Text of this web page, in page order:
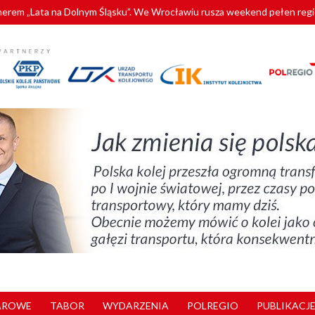
„Lata na Dolnym Śląsku”. We Wrocławiu rusza weekend pełen
znów szuka dostawcy nowych EZT
kolejowych w północnej Wielkopolsce. Łatwiejsze dojazdy do pracy i
nowe standardy kategoryzacji dworców
TABOR WYDARZENIA POLREGIO